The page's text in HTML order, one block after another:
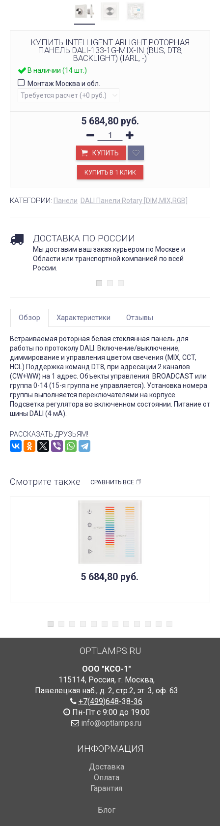
КУПИТЬ INTELLIGENT ARLIGHT РОТОРНАЯ
ПАНЕЛЬ DALI-133-1G-MIX-IN (BUS, DT8,
BACKLIGHT) (IARL, -)
В наличии (14 шт.)
Монтаж Москва и обл.
5 684,80 руб.
КУПИТЬ
КАТЕГОРИИ: Панели DALI Панели Rotary [DIM,MIX,RGB]
ДОСТАВКА ПО РОССИИ
Мы доставим ваш заказ курьером по Москве и
Области или транспортной компанией по всей
России.
Обзор Характеристики Отзывы
Встраиваемая роторная белая стеклянная панель для
работы по протоколу DALI. Включение/выключение,
диммирование и управления цветом свечения (MIX, CCT,
HCL) Поддержка команд DT8, при адресации 2 каналов
(CW+WW) на 1 адрес. Объекты управления: BROADCAST или
группа 0-14 (15-я группа не управляется). Установка номера
группы выполняется переключателями на корпусе.
Подсветка регулятора во включенном состоянии. Питание от
шины DALI (4 мА).
РАССКАЗАТЬ ДРУЗЬЯМ!
Смотрите также СРАВНИТЬ ВСЕ
5 684,80 руб.
OPTLAMPS.RU
ООО "КСО-1"
115114, Россия, г. Москва,
Павелецкая наб., д. 2, стр.2, эт. 3, оф. 63
+7(499)648-38-36
Пн-Пт с 9:00 до 19:00
info@optlamps.ru
ИНФОРМАЦИЯ
Доставка
Оплата
Гарантия
Блог